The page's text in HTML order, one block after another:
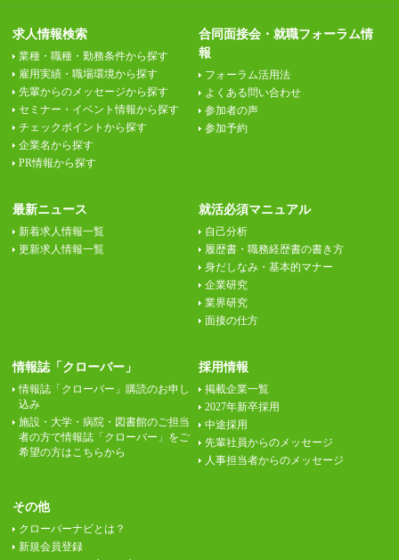
求人情報検索
業種・職種・勤務条件から探す
雇用実績・職場環境から探す
先輩からのメッセージから探す
セミナー・イベント情報から探す
チェックポイントから探す
企業名から探す
PR情報から探す
合同面接会・就職フォーラム情
報
フォーラム活用法
よくある問い合わせ
参加者の声
参加予約
最新ニュース
新着求人情報一覧
更新求人情報一覧
就活必須マニュアル
自己分析
履歴書・職務経歴書の書き方
身だしなみ・基本的マナー
企業研究
業界研究
面接の仕方
情報誌「クローバー」
情報誌「クローバー」購読のお申し
込み
施設・大学・病院・図書館のご担当
者の方で情報誌「クローバー」をご
希望の方はこちらから
採用情報
掲載企業一覧
2027年新卒採用
中途採用
先輩社員からのメッセージ
人事担当者からのメッセージ
その他
クローバーナビとは？
新規会員登録